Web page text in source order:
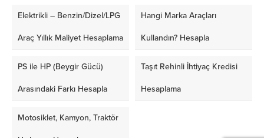
Elektrikli – Benzin/Dizel/LPG
Araç Yıllık Maliyet Hesaplama
Hangi Marka Araçları
Kullandın? Hesapla
PS ile HP (Beygir Gücü)
Arasındaki Farkı Hesapla
Taşıt Rehinli İhtiyaç Kredisi
Hesaplama
Motosiklet, Kamyon, Traktör